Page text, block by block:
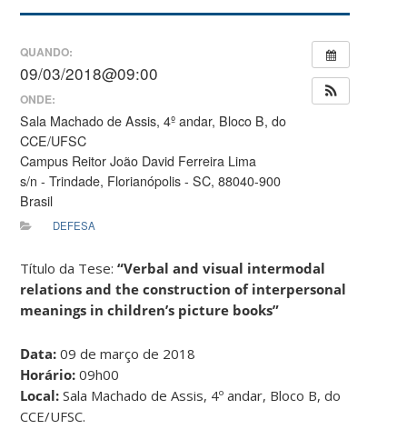
QUANDO:
09/03/2018@09:00
ONDE:
Sala Machado de Assis, 4º andar, Bloco B, do
CCE/UFSC
Campus Reitor João David Ferreira Lima
s/n - Trindade, Florianópolis - SC, 88040-900
Brasil
DEFESA
Título da Tese:“Verbal and visual intermodal
relations and the construction of interpersonal
meanings in children’s picture books”
Data: 09 de março de 2018
Horário: 09h00
Local:Sala Machado de Assis, 4º andar, Bloco B, do
CCE/UFSC.